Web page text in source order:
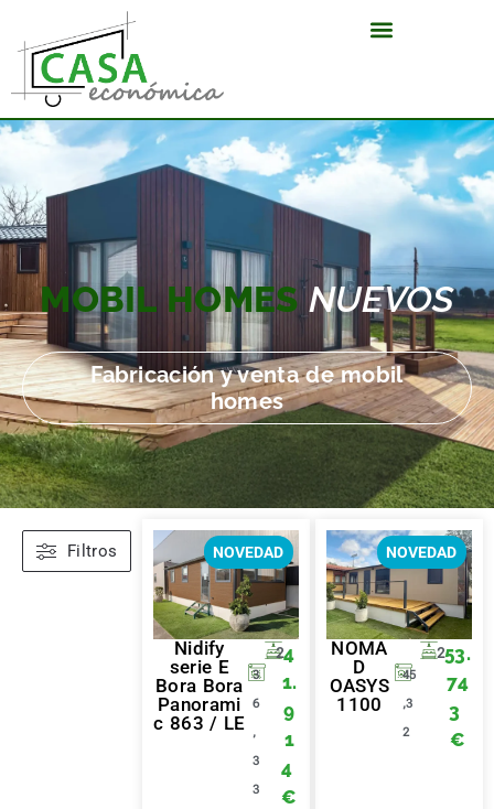
MOBIL HOMESNUEVOS
Fabricación y venta de mobil
homes
Filtros NOVEDAD
Nidify
serie E
Bora Bora
Panorami
c 863 / LE
3
6
,
3
3
24
1.
9
1
4
€
NOVEDAD
NOMA
D
OASYS
1100
45
,3
2
253.
74
3
€